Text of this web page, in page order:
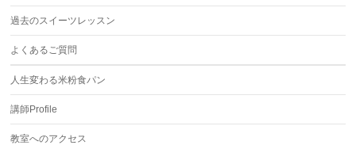
過去のスイーツレッスン
よくあるご質問
人生変わる米粉食パン
講師Profile
教室へのアクセス